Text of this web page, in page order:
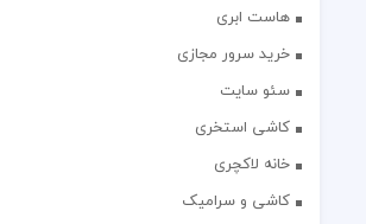
هاست ابری
خرید سرور مجازی
سئو سایت
کاشی استخری
خانه لاکچری
کاشی و سرامیک